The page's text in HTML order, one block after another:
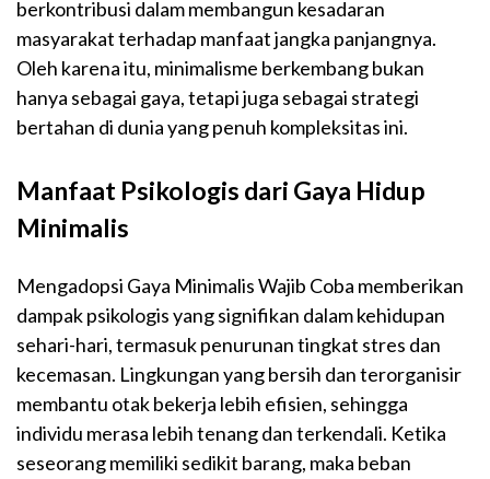
berkontribusi dalam membangun kesadaran
masyarakat terhadap manfaat jangka panjangnya.
Oleh karena itu, minimalisme berkembang bukan
hanya sebagai gaya, tetapi juga sebagai strategi
bertahan di dunia yang penuh kompleksitas ini.
Manfaat Psikologis dari Gaya Hidup
Minimalis
Mengadopsi Gaya Minimalis Wajib Coba memberikan
dampak psikologis yang signifikan dalam kehidupan
sehari-hari, termasuk penurunan tingkat stres dan
kecemasan. Lingkungan yang bersih dan terorganisir
membantu otak bekerja lebih efisien, sehingga
individu merasa lebih tenang dan terkendali. Ketika
seseorang memiliki sedikit barang, maka beban